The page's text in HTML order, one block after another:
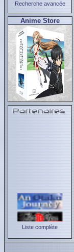
Recherche avancée
Anime Store
Liste complète